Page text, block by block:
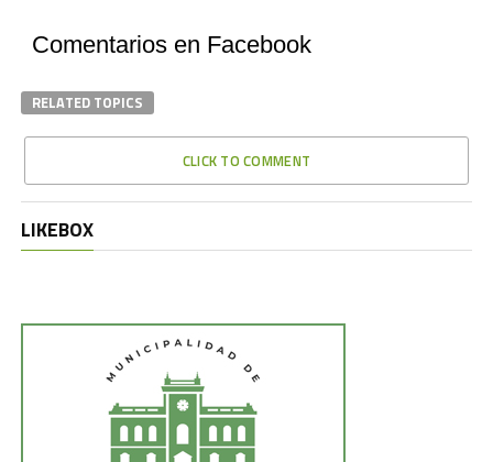
Comentarios en Facebook
RELATED TOPICS
CLICK TO COMMENT
LIKEBOX